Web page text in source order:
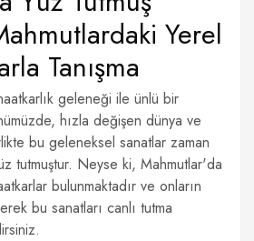
Yerel
Tanışma
geleneği ile ünlü bir
hızla değişen dünya ve
bu geleneksel sanatlar zaman
tutmuştur. Neyse ki, Mahmutlar'da
bulunmaktadır ve onların
bu sanatları canlı tutma